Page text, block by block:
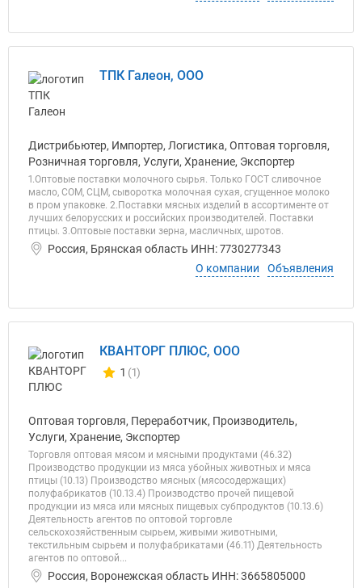
ТПК Галеон, ООО
Дистрибьютер, Импортер, Логистика, Оптовая торговля,
Розничная торговля, Услуги, Хранение, Экспортер
1.Оптовые поставки молочного сырья. Только ГОСТ сливочное
масло, СОМ, СЦМ, сыворотка молочная сухая, сгущенное молоко
в пром упаковке. 2.Поставки мясных изделий в ассортименте от
лучших белорусских и российских производителей. Поставки
птицы. 3.Оптовые поставки зерна, масличных, шротов.
Россия, Брянская область ИНН: 7730277343
О компании
Объявления
КВАНТОРГ ПЛЮС, ООО
Количество отзывов у компании всего и сегодня
1 (1)
Оптовая торговля, Переработчик, Производитель,
Услуги, Хранение, Экспортер
Торговля оптовая мясом и мясными продуктами (46.32)
Производство продукции из мяса убойных животных и мяса
птицы (10.13) Производство мясных (мясосодержащих)
полуфабрикатов (10.13.4) Производство прочей пищевой
продукции из мяса или мясных пищевых субпродуктов (10.13.6)
Деятельность агентов по оптовой торговле
сельскохозяйственным сырьем, живыми животными,
текстильным сырьем и полуфабрикатами (46.11) Деятельность
агентов по оптовой...
Россия, Воронежская область ИНН: 3665805000